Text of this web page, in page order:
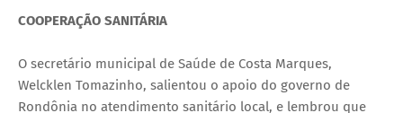
COOPERAÇÃO SANITÁRIA
O secretário municipal de Saúde de Costa Marques,
Welcklen Tomazinho, salientou o apoio do governo de
Rondônia no atendimento sanitário local, e lembrou que